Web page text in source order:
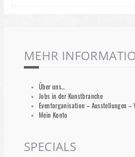
MEHR
Über uns…
Jobs in der Kunstbranche
Eventorganisation – Ausstellungen –
Mein Konto
SPECIALS